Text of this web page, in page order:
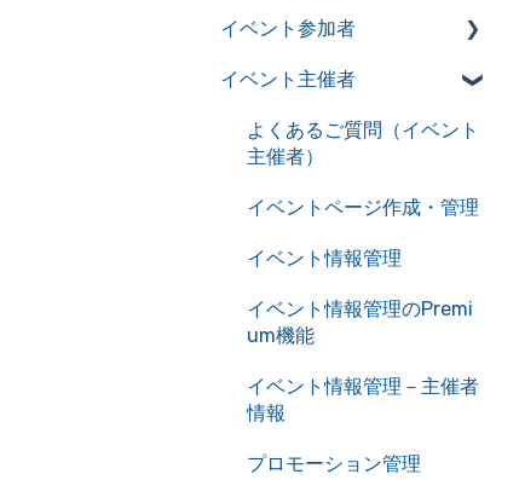
アカウントの作成・管理
アカウント情報を管理
サービス利用における推奨
環境
自動送信メール一覧
イベント参加者
よくあるご質問（イベント
イベント申込み
チケット確認
イベントキャンセル
主催者とのやり取り
イベント主催者
よくあるご質問（イベント
主催者）
イベントページ作成・管理
イベント情報管理
イベント情報管理のPremi
um機能
イベント情報管理－主催者
情報
プロモーション管理